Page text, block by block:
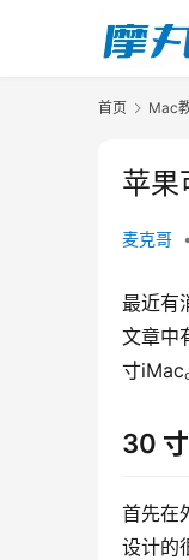
首页 Mac
苹果
麦克哥 •
最近有
文章中
寸iMac
30
首先在
设计的